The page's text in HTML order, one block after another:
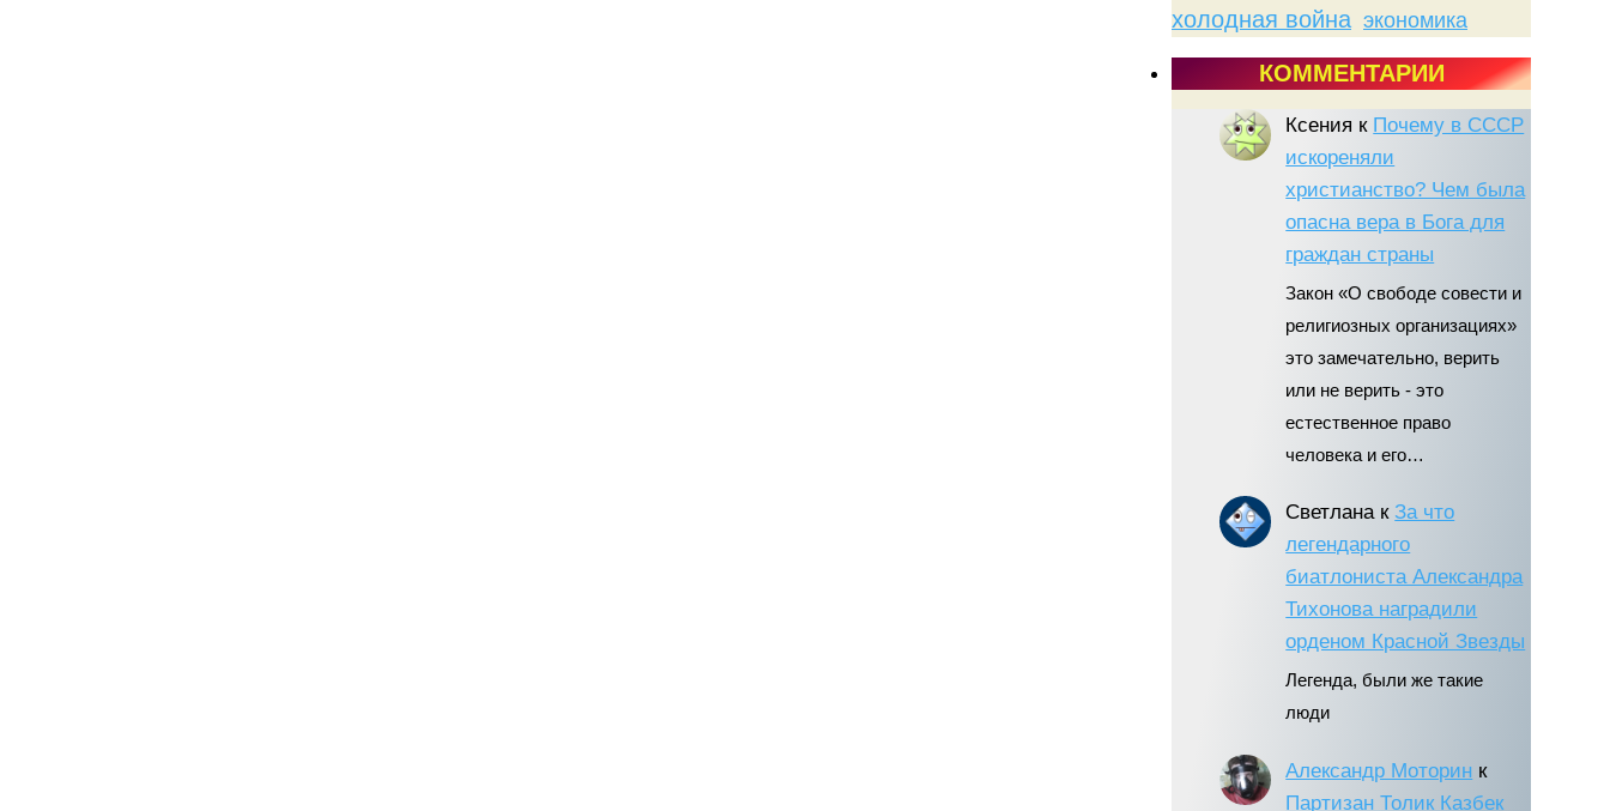
холодная война экономика
КОММЕНТАРИИ
Ксения к Почему в СССР
искореняли
христианство? Чем была
опасна вера в Бога для
граждан страны
Закон «О свободе совести и
религиозных организациях»
это замечательно, верить
или не верить - это
естественное право
человека и его…
СветланакЗа что
легендарного
биатлониста Александра
Тихонова наградили
орденом Красной Звезды
Легенда, были же такие
люди
Александр Моторин к
Партизан Толик Казбек